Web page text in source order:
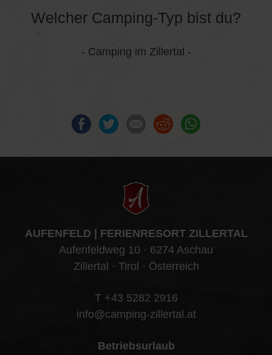
Welcher Camping-Typ bist du?
- Camping im Zillertal -
Facebook E-mail Reddit
AUFENFELD | FERIENRESORT ZILLERTAL
Aufenfeldweg 10 · 6274 Aschau
Zillertal · Tirol · Österreich
T +43 5282 2916
info@camping-zillertal.at
Betriebsurlaub